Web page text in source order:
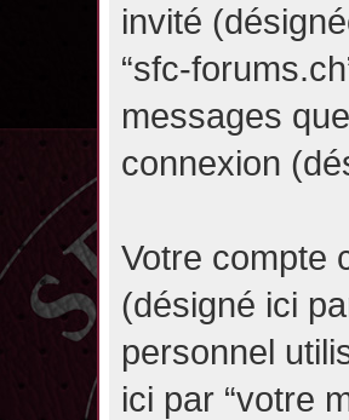
invité
“sfc-
messages
connexion
Votre compte
(désigné ici
personnel
ici par “votre